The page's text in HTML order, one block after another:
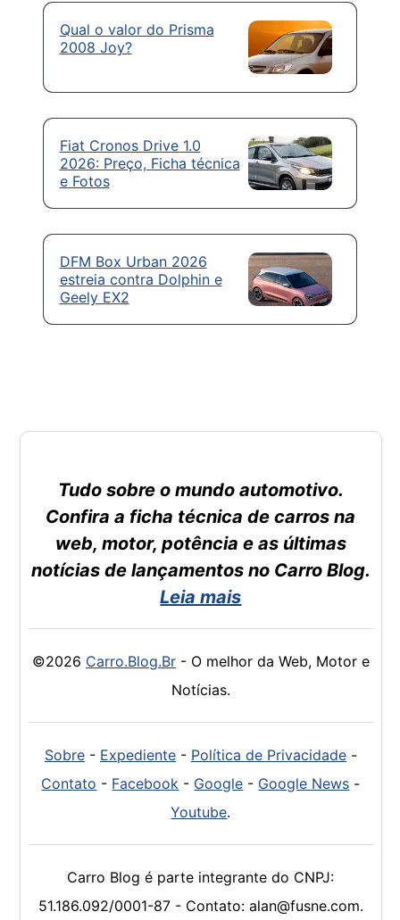
Qual o valor do Prisma
2008 Joy?
Fiat Cronos Drive 1.0
2026: Preço, Ficha técnica
e Fotos
DFM Box Urban 2026
estreia contra Dolphin e
Geely EX2
Tudo sobre o mundo automotivo.
Confira a ficha técnica de carros na
web, motor, potência e as últimas
notícias de lançamentos no Carro Blog.
Leia mais
©2026 Carro.Blog.Br- O melhor da Web, Motor e
Notícias.
Sobre- Expediente- Política de Privacidade-
Contato - Facebook - Google - Google News -
Youtube.
Carro Blog é parte integrante do CNPJ:
51.186.092/0001-87 - Contato: alan@fusne.com.